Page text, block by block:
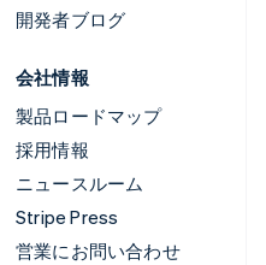
開発者ブログ
会社情報
製品ロードマップ
採用情報
ニュースルーム
Stripe Press
営業にお問い合わせ